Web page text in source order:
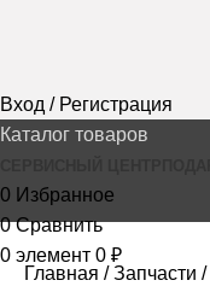
Вход / Регистрация
Каталог товаров
0 Избранное
0 Сравнить
0 элемент 0 ₽
Главная
Запчасти